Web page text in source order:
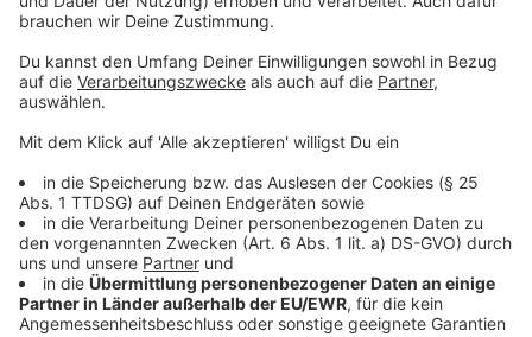
bei "Lavendel" oder "Zuckerwatte". Lavendel soll
sein.
Problematik, auf Einmal-Wegwerf-Produkte
reinzufallen. Vom 50 Cent-Duftbaum bis zum 150-
Euro-Designer-Duft für das Auto gibt es alles. Unser
Kollege rät daher: Online sich vorher schlau machen,
welches Angebot die meisten Vorteile mit sich bringt.
Oder aber auf wiederbefüllbare Fläschchen setzen
und je nach Duftwunsch auffüllen.